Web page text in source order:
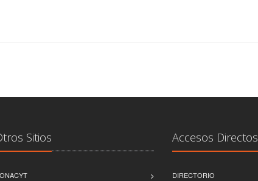
Sitios Accesos Directos
DIRECTORIO